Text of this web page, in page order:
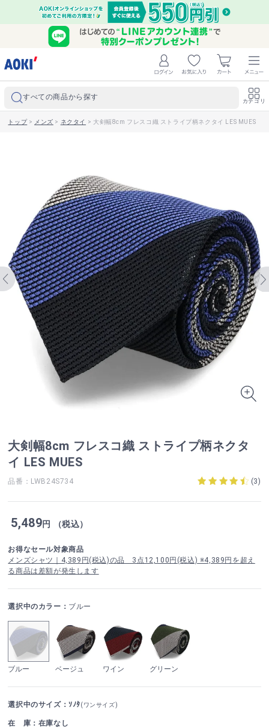
すべての商品から探す カテゴリ
トップ> メンズ > ネクタイ > 大剣幅8cm フレスコ織 ストライプ柄ネクタイ LES MUES
大剣幅8cm フレスコ織 ストライプ柄ネクタ
イ LES MUES
品番：LWB24S734 (3)
5,489円 （税込）
お得なセール対象商品
メンズシャツ｜4,389円(税込)の品 3点12,100円(税込) ※4,389円を超え
る商品は差額が発生します
選択中のカラー： ブルー
ブルー ベージュ ワイン グリーン
選択中のサイズ：ｿﾉﾀ(ワンサイズ)
在 庫：在庫なし